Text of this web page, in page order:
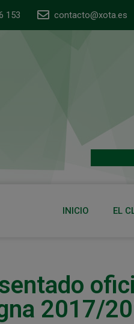
153 contacto@xota.es
INICIO EL
2017/